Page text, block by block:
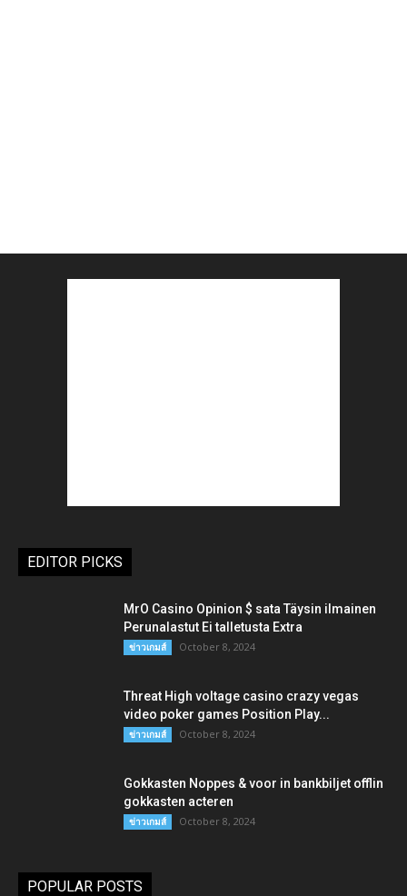
EDITOR PICKS
MrO Casino Opinion $ sata Täysin ilmainen
Perunalastut Ei talletusta Extra
ข่าวเกมส์ October 8, 2024
Threat High voltage casino crazy vegas
video poker games Position Play...
ข่าวเกมส์ October 8, 2024
Gokkasten Noppes & voor in bankbiljet offlin
gokkasten acteren
ข่าวเกมส์ October 8, 2024
POPULAR POSTS